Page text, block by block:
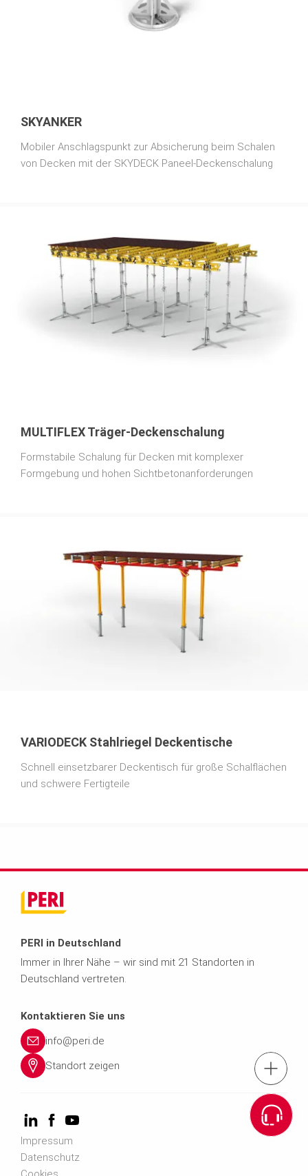
SKYANKER
Mobiler Anschlagspunkt zur Absicherung beim Schalen
von Decken mit der SKYDECK Paneel-Deckenschalung
MULTIFLEX Träger-Deckenschalung
Formstabile Schalung für Decken mit komplexer
Formgebung und hohen Sichtbetonanforderungen
VARIODECK Stahlriegel Deckentische
Schnell einsetzbarer Deckentisch für große Schalflächen
und schwere Fertigteile
PERI in Deutschland
Immer in Ihrer Nähe – wir sind mit 21 Standorten in
Deutschland vertreten.
Kontaktieren Sie uns
info@peri.de
Standort zeigen
Impressum
Datenschutz